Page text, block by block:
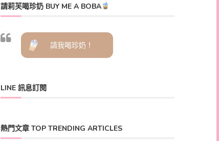
請莉芙喝珍奶 BUY ME A BOBA
請我喝珍奶！
LINE 訊息訂閱
熱門文章 TOP TRENDING ARTICLES